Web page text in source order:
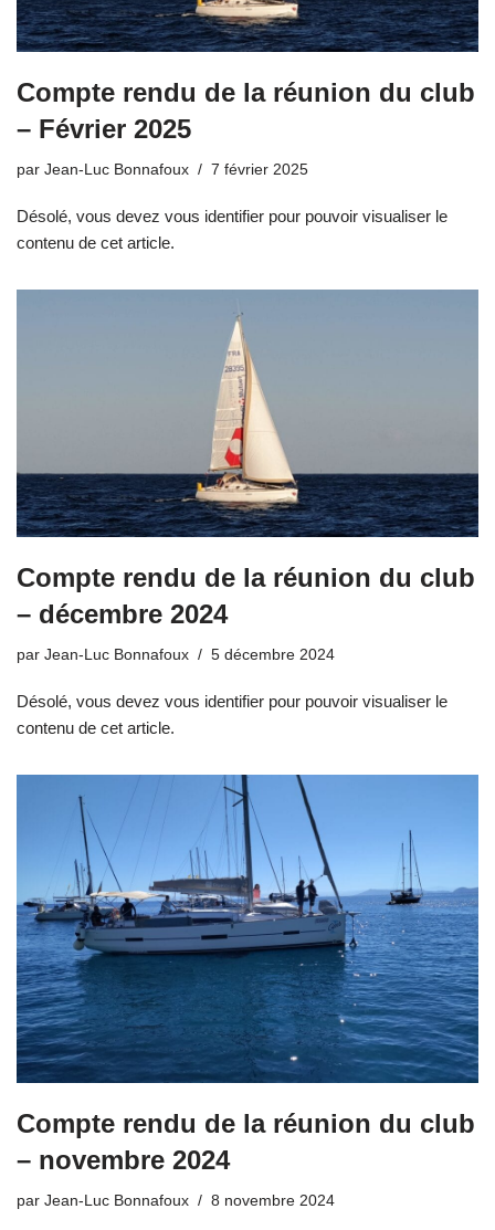
Compte rendu de la réunion du club
– Février 2025
par Jean-Luc Bonnafoux 7 février 2025
Désolé, vous devez vous identifier pour pouvoir visualiser le
contenu de cet article.
Compte rendu de la réunion du club
– décembre 2024
par Jean-Luc Bonnafoux 5 décembre 2024
Désolé, vous devez vous identifier pour pouvoir visualiser le
contenu de cet article.
Compte rendu de la réunion du club
– novembre 2024
par Jean-Luc Bonnafoux 8 novembre 2024